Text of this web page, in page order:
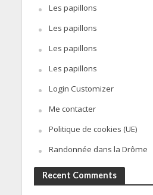
Les papillons
Les papillons
Les papillons
Les papillons
Login Customizer
Me contacter
Politique de cookies (UE)
Randonnée dans la Drôme
Recent Comments